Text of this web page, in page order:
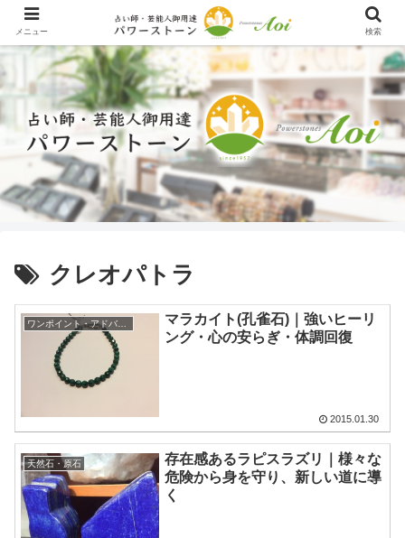
クレオパトラ
ワンポイント・アドバイス
マラカイト(孔雀石)｜強いヒーリ
ング・心の安らぎ・体調回復
2015.01.30
天然石・原石
存在感あるラピスラズリ｜様々な
危険から身を守り、新しい道に導
く
メニュー 検索